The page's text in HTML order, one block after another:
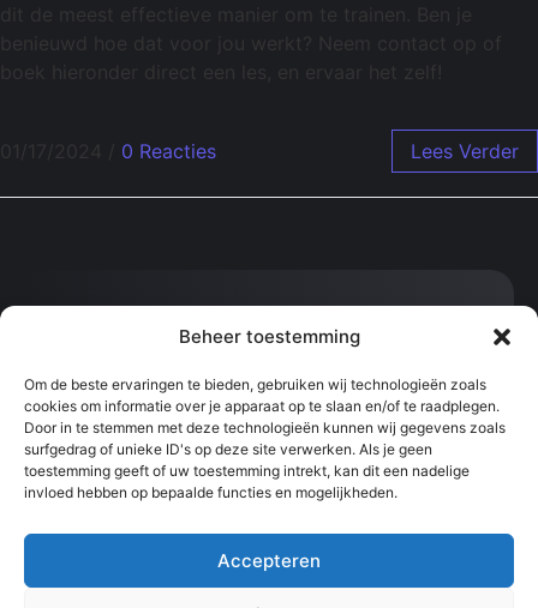
Beheer toestemming
Om de beste ervaringen te bieden, gebruiken wij technologieën zoals
cookies om informatie over je apparaat op te slaan en/of te raadplegen.
Door in te stemmen met deze technologieën kunnen wij gegevens zoals
surfgedrag of unieke ID's op deze site verwerken. Als je geen
toestemming geeft of uw toestemming intrekt, kan dit een nadelige
invloed hebben op bepaalde functies en mogelijkheden.
Accepteren
dit de meest effectieve manier om te trainen. Ben je
benieuwd hoe dat voor jou werkt? Neem contact op of
boek hieronder direct een les, en ervaar het zelf!
0 Reacties Lees Verder
info@svenvanhoof.com
0613377542
Sportcentrum Kralingen, Slaak, Rotterdam
Snel naar:
Les boeken
Online coaching
Informatie:
Algemene
Privacyverklaring
Ledenportaal